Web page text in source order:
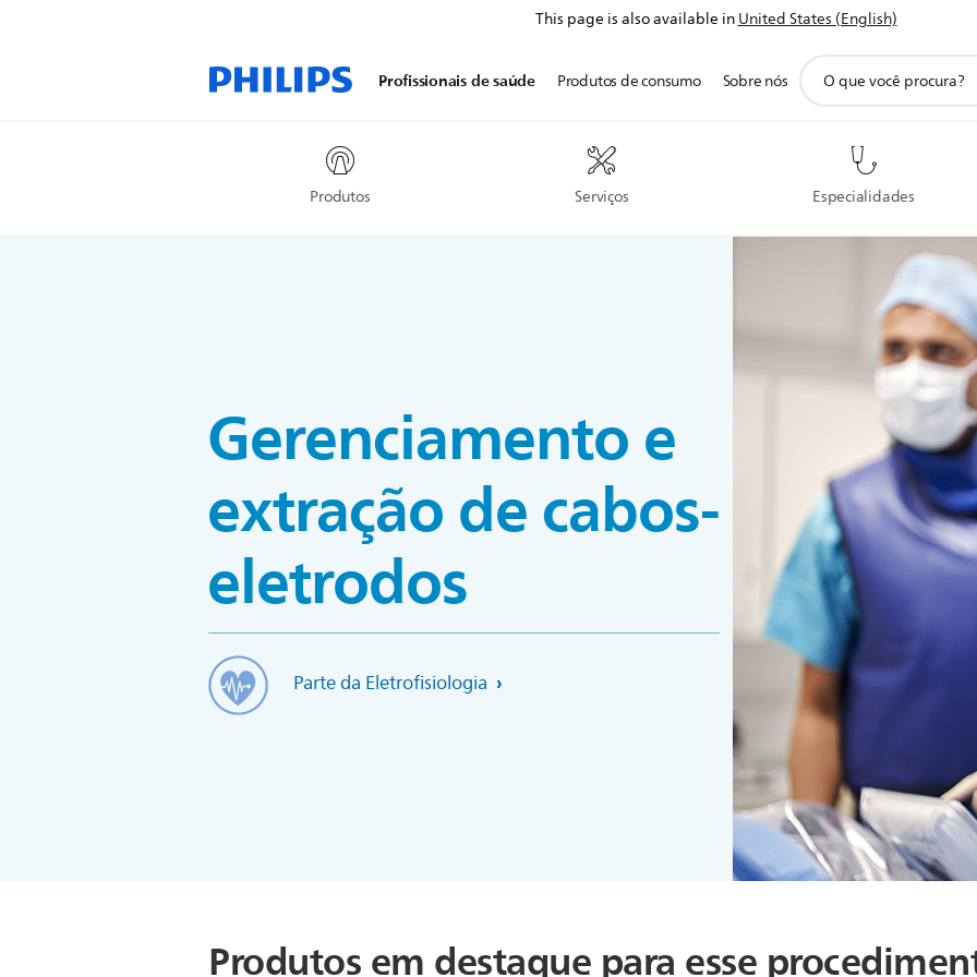
This page is also available inUnited States (English)
Profissionais de saúde
Produtos Serviços Especialidades
Produtos de consumo Sobre nós
suporte
Gerenciamento e
extração de cabos-
eletrodos
Parte da Eletrofisiologia
Produtos em destaque para esse